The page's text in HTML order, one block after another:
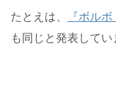
たとえは、 『ボル
も同じと発表してい